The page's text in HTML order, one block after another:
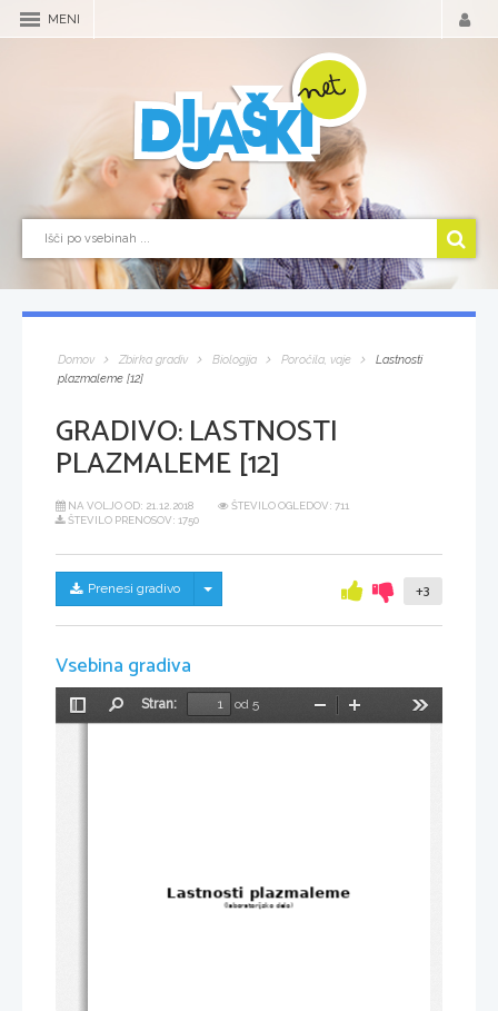
MENI
Domov Zbirka gradiv Biologija Poročila, vaje
Lastnosti
plazmaleme [12]
GRADIVO:LASTNOSTI
PLAZMALEME [12]
NA VOLJO OD: 21.12.2018
ŠTEVILO OGLEDOV: 711
ŠTEVILO PRENOSOV: 1750
Prenesi gradivo Skrij/prikaži meni +3
Vsebina gradiva
Preklopi
Stran:
od 5
Pomanjšaj
Lastnosti plazmaleme
(laboratorijsko delo)